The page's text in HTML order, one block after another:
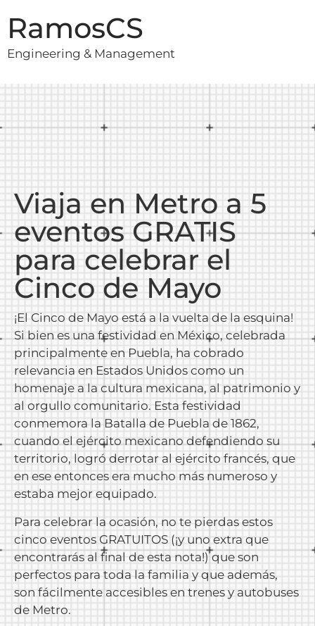
RamosCS
Engineering & Management
Viaja en Metro a 5
eventos GRATIS
para celebrar el
Cinco de Mayo
¡El Cinco de Mayo está a la vuelta de la esquina!
Si bien es una festividad en México, celebrada
principalmente en Puebla, ha cobrado
relevancia en Estados Unidos como un
homenaje a la cultura mexicana, al patrimonio y
al orgullo comunitario. Esta festividad
conmemora la Batalla de Puebla de 1862,
cuando el ejército mexicano defendiendo su
territorio, logró derrotar al ejército francés, que
en ese entonces era mucho más numeroso y
estaba mejor equipado.
Para celebrar la ocasión, no te pierdas estos
cinco eventos GRATUITOS (¡y uno extra que
encontrarás al final de esta nota!) que son
perfectos para toda la familia y que además,
son fácilmente accesibles en trenes y autobuses
de Metro.